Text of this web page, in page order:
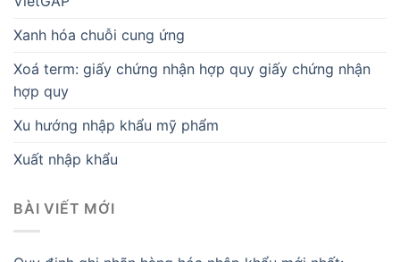
Xanh hóa chuỗi cung ứng
Xoá term: giấy chứng nhận hợp quy giấy chứng nhận
hợp quy
Xu hướng nhập khẩu mỹ phẩm
Xuất nhập khẩu
BÀI VIẾT MỚI